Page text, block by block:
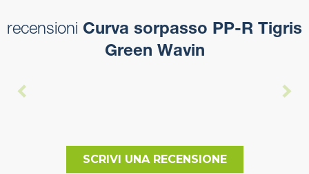
recensioni Curva sorpasso PP-R Tigris
Green Wavin
SCRIVI UNA RECENSIONE